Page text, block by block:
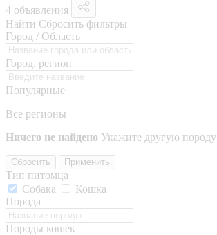
4 объявления
Найти Сбросить фильтры
Город / Область
Город, регион
Популярные
Все регионы
Ничего не найдено Укажите другую породу
Сбросить Применить
Тип питомца
Собака
Кошка
Порода
Породы кошек